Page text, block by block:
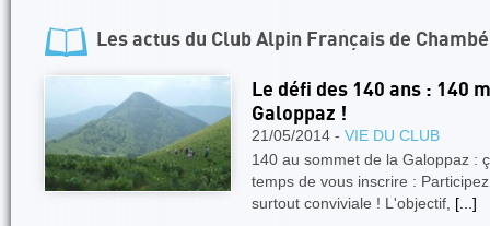
Les actus du Club Alpin Français de
Le défi des 140 ans : 140
Galoppaz !
21/05/2014 - VIE DU CLUB
140 au sommet de la Galoppaz
temps de vous inscrire :
surtout conviviale ! L'objectif, [...]